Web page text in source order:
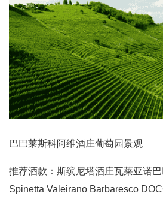
巴巴莱斯科阿维酒庄葡萄园景观
推荐酒款：斯缤尼塔酒庄瓦莱亚诺
Spinetta Valeirano Barbaresco